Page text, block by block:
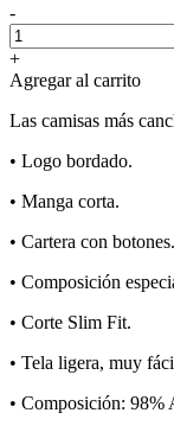
-
+
Agregar al carrito
Las camisas más
• Logo bordado.
• Manga corta.
• Cartera con botones.
• Composición
• Corte Slim Fit.
• Tela ligera, muy
• Composición: 98%